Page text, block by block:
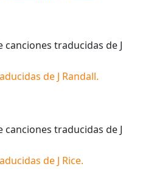
canciones traducidas de J
de J Randall.
canciones traducidas de J
de J Rice.